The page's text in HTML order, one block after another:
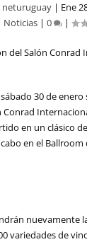
neturuguay | Ene
Noticias | 0 |
30 de enero
Conrad
en un clásico
en el
nuevamente
variedades de